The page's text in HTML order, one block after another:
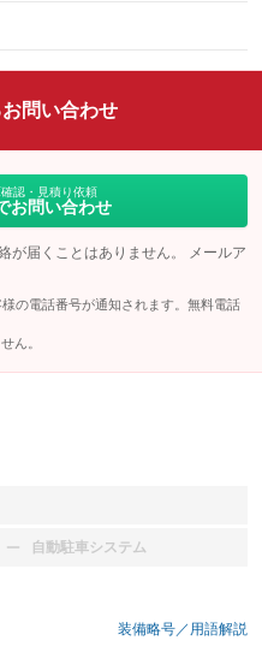
問い合わせ
認・見積り依頼
お問い合わせ
が届くことはありません。 メールア
の電話番号が通知されます。無料電話
ん。
自動駐車システム
：装備なし
装備略号／用語解説